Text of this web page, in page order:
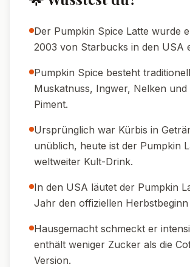
Der Pumpkin Spice Latte wurde
2003 von Starbucks in den USA
Pumpkin Spice besteht
Muskatnuss, Ingwer, Nelken und
Piment.
Ursprünglich war Kürbis in
unüblich, heute ist der Pumpkin
weltweiter Kult-Drink.
In den USA läutet der Pumpkin
Jahr den offiziellen Herbstbeginn
Hausgemacht schmeckt er
enthält weniger Zucker als die
Version.